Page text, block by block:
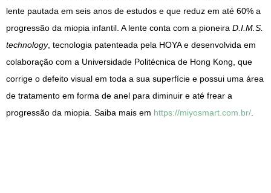
lente pautada em seis anos de estudos e que reduz em até 60% a
progressão da miopia infantil. A lente conta com a pioneira D.I.M.S.
technology, tecnologia patenteada pela HOYA e desenvolvida em
colaboração com a Universidade Politécnica de Hong Kong, que
corrige o defeito visual em toda a sua superfície e possui uma área
de tratamento em forma de anel para diminuir e até frear a
progressão da miopia. Saiba mais em https://miyosmart.com.br/.